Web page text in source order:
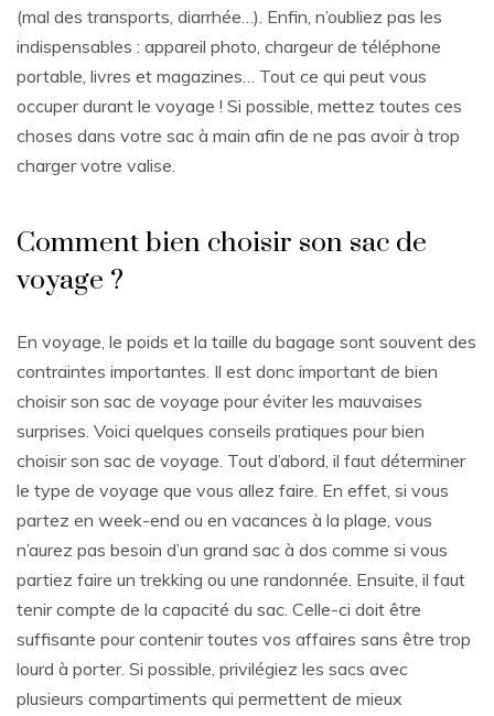
(mal des transports, diarrhée…). Enfin, n’oubliez pas les
indispensables : appareil photo, chargeur de téléphone
portable, livres et magazines… Tout ce qui peut vous
occuper durant le voyage ! Si possible, mettez toutes ces
choses dans votre sac à main afin de ne pas avoir à trop
charger votre valise.
Comment bien choisir son sac de
voyage ?
En voyage, le poids et la taille du bagage sont souvent des
contraintes importantes. Il est donc important de bien
choisir son sac de voyage pour éviter les mauvaises
surprises. Voici quelques conseils pratiques pour bien
choisir son sac de voyage. Tout d’abord, il faut déterminer
le type de voyage que vous allez faire. En effet, si vous
partez en week-end ou en vacances à la plage, vous
n’aurez pas besoin d’un grand sac à dos comme si vous
partiez faire un trekking ou une randonnée. Ensuite, il faut
tenir compte de la capacité du sac. Celle-ci doit être
suffisante pour contenir toutes vos affaires sans être trop
lourd à porter. Si possible, privilégiez les sacs avec
plusieurs compartiments qui permettent de mieux